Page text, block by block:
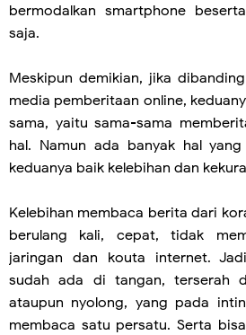
bermodalkan smartphone
saja.
Meskipun demikian, jika
media pemberitaan online,
sama, yaitu sama-sama
hal. Namun ada banyak hal
keduanya baik kelebihan dan
Kelebihan membaca berita dari
berulang kali, cepat, tidak
jaringan dan kouta internet.
sudah ada di tangan, terserah
ataupun nyolong, yang pada
membaca satu persatu. Serta